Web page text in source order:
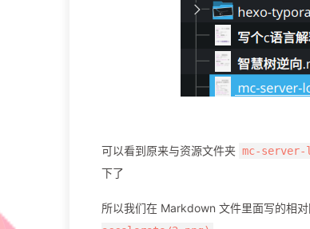
可以看到原来与资源文件夹 mc-
下了
所以我们在 Markdown 文件里面写的相